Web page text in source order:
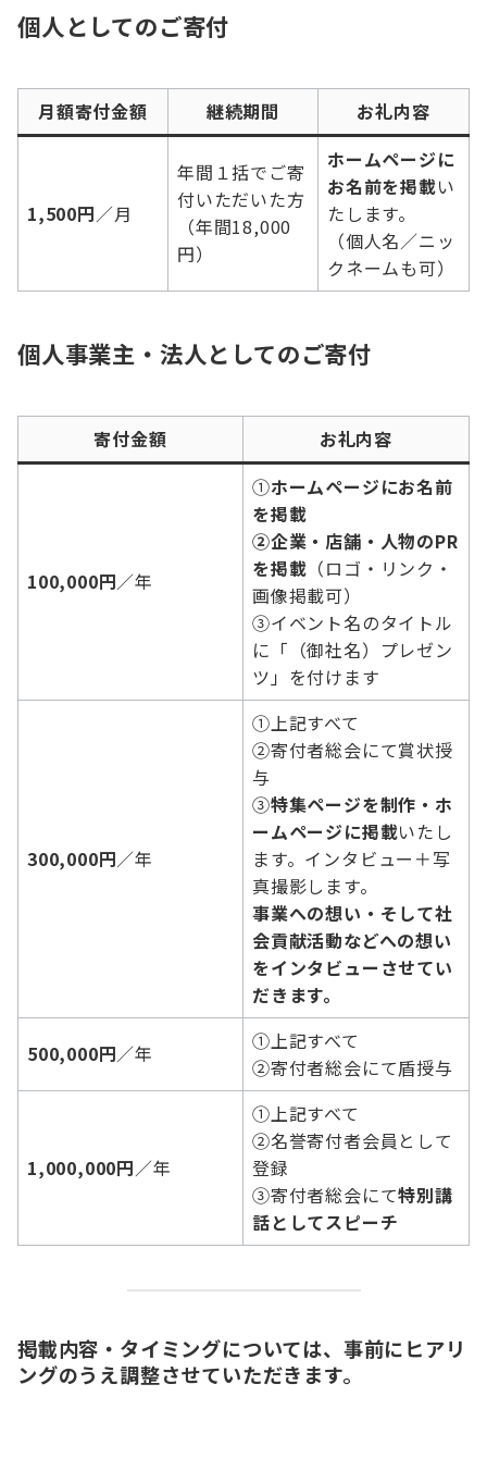
個人としてのご寄付
月額寄付金額 継続期間 お礼内容
1,500円／月
年間１括でご寄
付いただいた方
（年間18,000
円）
ホームページに
お名前を掲載い
たします。
（個人名／ニッ
クネームも可）
個人事業主・法人としてのご寄付
寄付金額 お礼内容
100,000円／年
①ホームページにお名前
を掲載
②企業・店舗・人物のPR
を掲載 （ロゴ・リンク・
画像掲載可）
③イベント名のタイトル
に「（御社名）プレゼン
ツ」を付けます
300,000円／年
①上記すべて
②寄付者総会にて賞状授
与
③特集ページを制作・ホ
ームページに掲載いたし
ます。インタビュー＋写
真撮影します。
事業への想い・そして社
会貢献活動などへの想い
をインタビューさせてい
だきます。
500,000円／年
①上記すべて
②寄付者総会にて盾授与
1,000,000円／年
①上記すべて
②名誉寄付者会員として
登録
③寄付者総会にて特別講
話としてスピーチ
掲載内容・タイミングについては、事前にヒアリ
ングのうえ調整させていただきます。